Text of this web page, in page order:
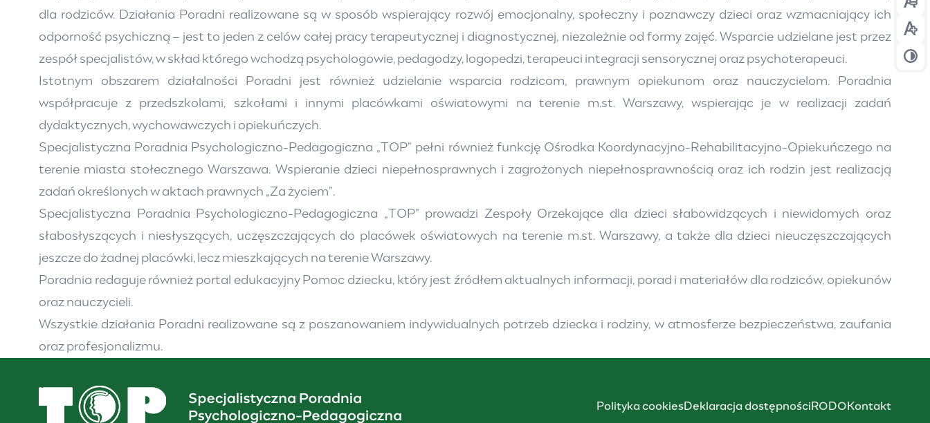
dla rodziców. Działania Poradni realizowane są w sposób wspierający rozwój emocjonalny, społeczny i poznawczy dzieci oraz wzmacniający ich
odporność psychiczną – jest to jeden z celów całej pracy terapeutycznej i diagnostycznej, niezależnie od formy zajęć. Wsparcie udzielane jest przez
zespół specjalistów, w skład którego wchodzą psychologowie, pedagodzy, logopedzi, terapeuci integracji sensorycznej oraz psychoterapeuci.
Istotnym obszarem działalności Poradni jest również udzielanie wsparcia rodzicom, prawnym opiekunom oraz nauczycielom. Poradnia
współpracuje z przedszkolami, szkołami i innymi placówkami oświatowymi na terenie m.st. Warszawy, wspierając je w realizacji zadań
dydaktycznych, wychowawczych i opiekuńczych.
Specjalistyczna Poradnia Psychologiczno-Pedagogiczna „TOP” pełni również funkcję Ośrodka Koordynacyjno-Rehabilitacyjno-Opiekuńczego na
terenie miasta stołecznego Warszawa. Wspieranie dzieci niepełnosprawnych i zagrożonych niepełnosprawnością oraz ich rodzin jest realizacją
zadań określonych w aktach prawnych „Za życiem”.
Specjalistyczna Poradnia Psychologiczno-Pedagogiczna „TOP” prowadzi Zespoły Orzekające dla dzieci słabowidzących i niewidomych oraz
słabosłyszących i niesłyszących, uczęszczających do placówek oświatowych na terenie m.st. Warszawy, a także dla dzieci nieuczęszczających
jeszcze do żadnej placówki, lecz mieszkających na terenie Warszawy.
Poradnia redaguje również portal edukacyjny Pomoc dziecku, który jest źródłem aktualnych informacji, porad i materiałów dla rodziców, opiekunów
oraz nauczycieli.
Wszystkie działania Poradni realizowane są z poszanowaniem indywidualnych potrzeb dziecka i rodziny, w atmosferze bezpieczeństwa, zaufania
oraz profesjonalizmu.
Polityka cookiesDeklaracja dostępności RODO Kontakt